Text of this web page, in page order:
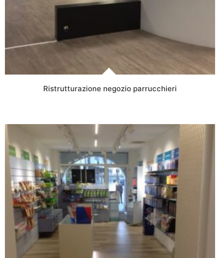
Ristrutturazione negozio parrucchieri